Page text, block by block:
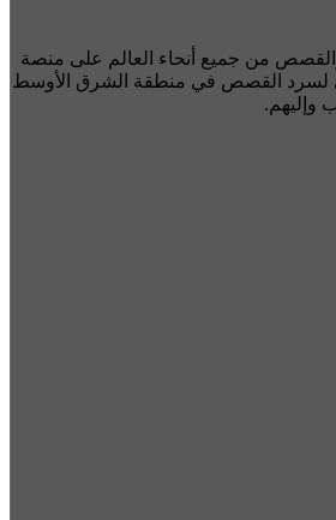
من جميع أنحاء العالم على منصة
لسرد القصص في منطقة الشرق الأوسط
وإليهم.